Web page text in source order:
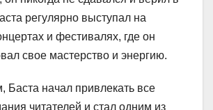
регулярно выступал на
и фестивалях, где он
свое мастерство и энергию.
Баста начал привлекать все
читателей и стал одним из